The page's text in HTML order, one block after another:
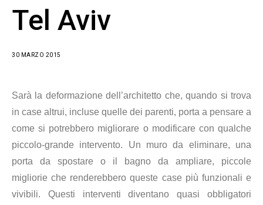
Tel Aviv
30 MARZO 2015
Sarà la deformazione dell’architetto che, quando si trova
in case altrui, incluse quelle dei parenti, porta a pensare a
come si potrebbero migliorare o modificare con qualche
piccolo-grande intervento. Un muro da eliminare, una
porta da spostare o il bagno da ampliare, piccole
migliorie che renderebbero queste case più funzionali e
vivibili. Questi interventi diventano quasi obbligatori